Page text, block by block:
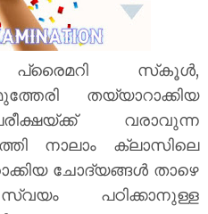
സ്‌കൂൾ,
തയ്യാറാക്കിയ
വരാവുന്ന
നാലാം ക്ലാസിലെ
ചോദ്യങ്ങൾ താഴെ
പഠിക്കാനുള്ള